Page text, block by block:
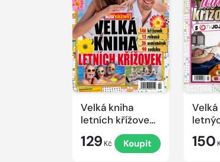
Velká kniha
letních křížovek
129 Kč Koupit
s
150